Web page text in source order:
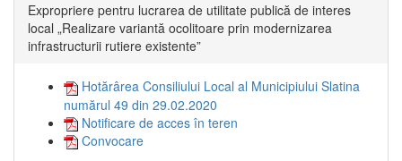
Expropriere pentru lucrarea de utilitate publică de interes
local „Realizare variantă ocolitoare prin modernizarea
infrastructurii rutiere existente”
Hotărârea Consiliului Local al Municipiului Slatina
numărul 49 din 29.02.2020
Notificare de acces în teren
Convocare